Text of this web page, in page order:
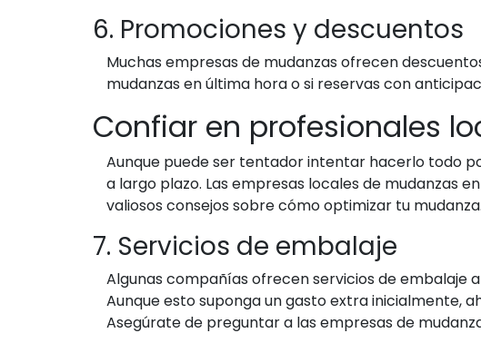
6. Promociones y descuentos
Muchas empresas de mudanzas ofrecen
mudanzas en última hora o si reservas con
Confiar en profesionales
Aunque puede ser tentador intentar hacerlo todo
a largo plazo. Las empresas locales de mudanzas
valiosos consejos sobre cómo optimizar tu mudanza.
7. Servicios de embalaje
Algunas compañías ofrecen servicios de embalaje
Aunque esto suponga un gasto extra inicialmente,
Asegúrate de preguntar a las empresas de